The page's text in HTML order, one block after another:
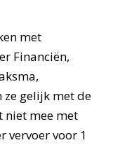
met
Financiën,
gelijk met de
niet mee met
vervoer voor 1